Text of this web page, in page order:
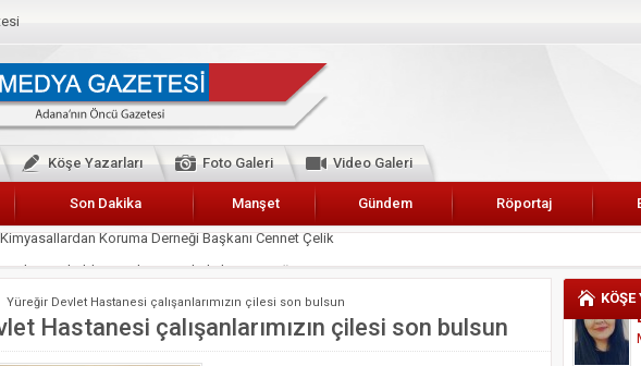
Köşe Yazarları Foto Galeri Video Galeri
Son Dakika Manşet Gündem Röportaj
Başkan Güler’den Başkan Karalar’a hizmet çağrısı
Lokantacılar ve Kebapçılar Esnaf Odası Başkanı Şefik Arslan
Hak-İş Abdurrahman Yücel
HDP İL BİNASININ ÖNÜNDE ANNELER TARİH YAZIYORLAR
Yüreğir Devlet Hastanesi çalışanlarımızın çilesi son bulsun
Hastanesi çalışanlarımızın çilesi son bulsun